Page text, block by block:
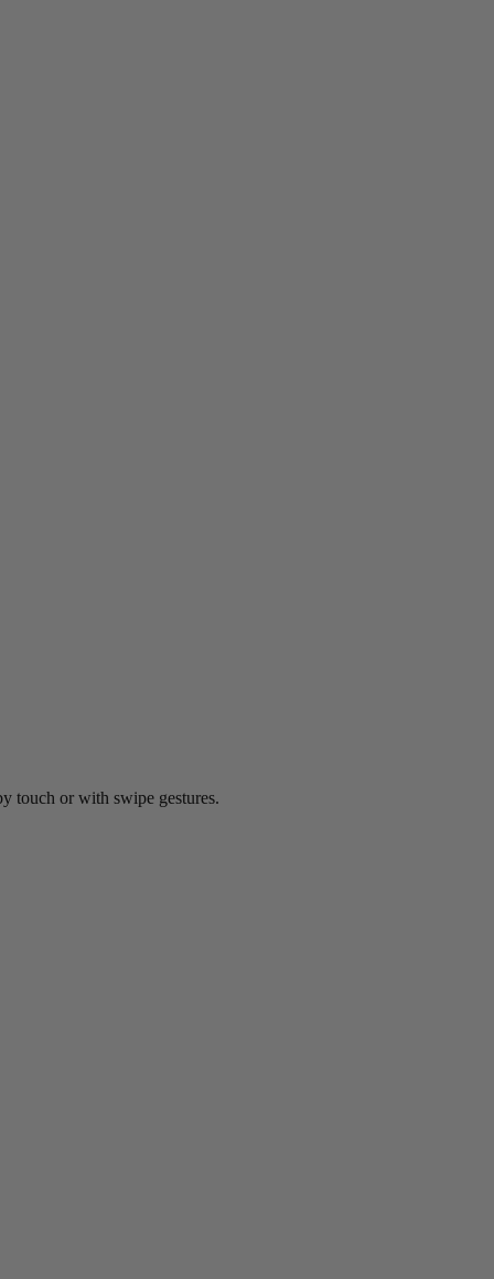
touch or with swipe gestures.